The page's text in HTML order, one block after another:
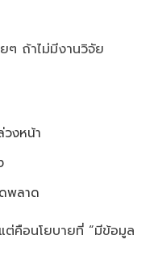
ๆ ถ้าไม่มีงานวิจัย
วงหน้า
พลาด
ต่คือนโยบายที่ “มีข้อมูล